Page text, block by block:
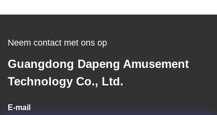
Neem contact met ons op
Guangdong Dapeng Amusement
Technology Co., Ltd.
E-mail